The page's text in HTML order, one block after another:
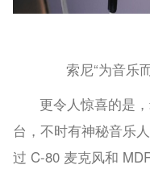
索尼“为音乐
更令人惊喜的是
台，不时有神秘音乐
过 C-80 麦克风和